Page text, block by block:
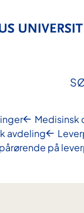
Medisinsk
avdeling
på